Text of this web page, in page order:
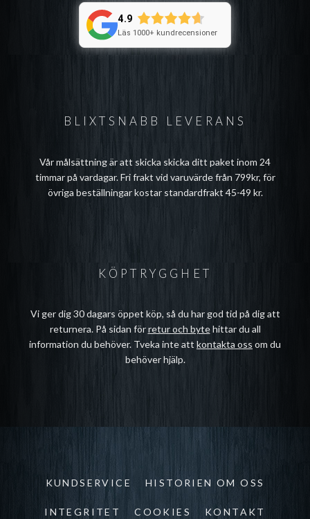
BLIXTSNABB LEVERANS
Vår målsättning är att skicka skicka ditt paket inom 24
timmar på vardagar. Fri frakt vid varuvärde från 799kr, för
övriga beställningar kostar standardfrakt 45-49 kr.
4.9
Läs 1000+ kundrecensioner
KÖPTRYGGHET
Vi ger dig 30 dagars öppet köp, så du har god tid på dig att
returnera. På sidan förretur och bytehittar du all
information du behöver. Tveka inte att kontakta oss om du
behöver hjälp.
KUNDSERVICE HISTORIEN OM OSS
INTEGRITET COOKIES KONTAKT